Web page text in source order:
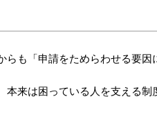
らも「申請をためらわせる要因
本来は困っている人を支える制